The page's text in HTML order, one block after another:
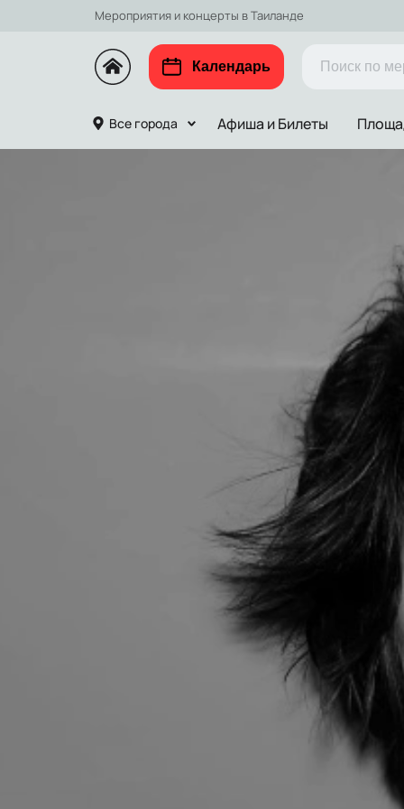
Мероприятия и концерты в Таиланде
Календарь
Все города Афиша и Билеты